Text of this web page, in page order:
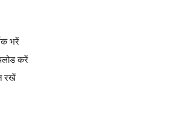
भरें
करें
रखें